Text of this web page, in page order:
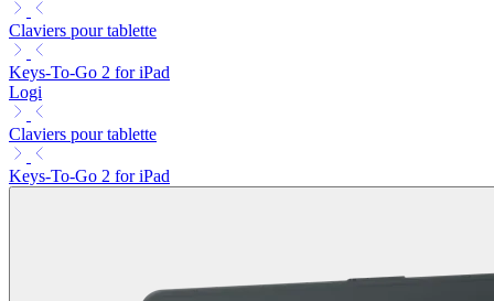
Claviers pour tablette
Keys-To-Go 2 for iPad
Logi
Claviers pour tablette
Keys-To-Go 2 for iPad